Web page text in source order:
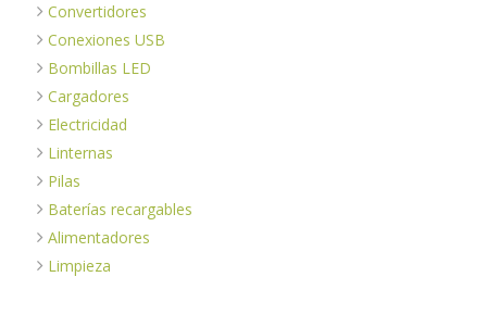
Convertidores
Conexiones USB
Bombillas LED
Cargadores
Electricidad
Linternas
Pilas
Baterías recargables
Alimentadores
Limpieza